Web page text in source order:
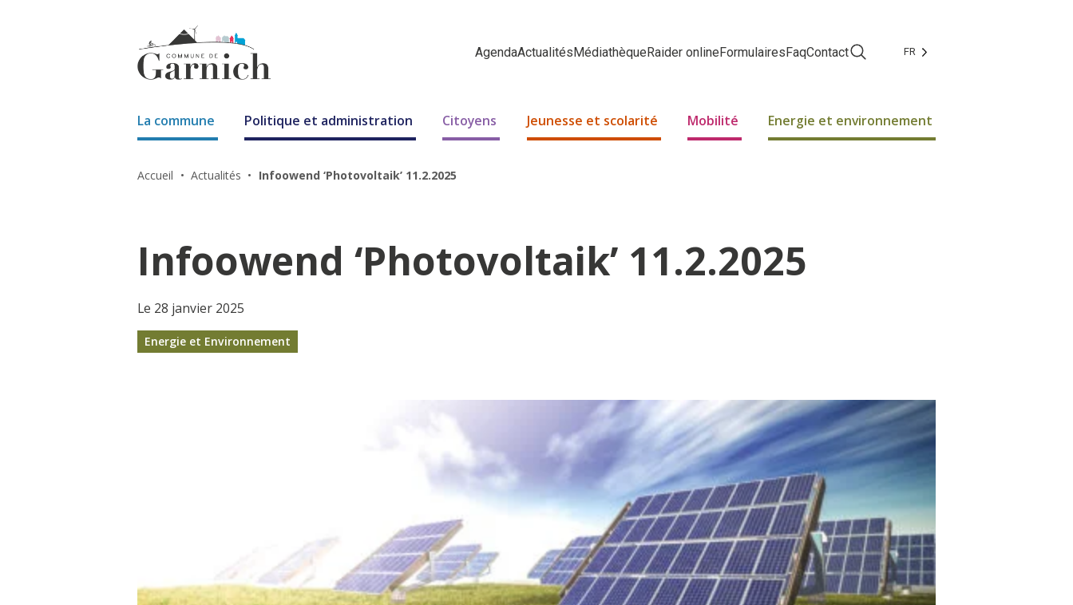
AgendaActualitésMédiathèqueRaider onlineFormulairesFaqContact Facebook
Instagram
FR
La commune Politique et administration Citoyens Jeunesse et scolarité Mobilité Energie et environnement
Accueil Actualités Infoowend ‘Photovoltaik’ 11.2.2025
Infoowend ‘Photovoltaik’ 11.2.2025
Le 28 janvier 2025
Energie et Environnement